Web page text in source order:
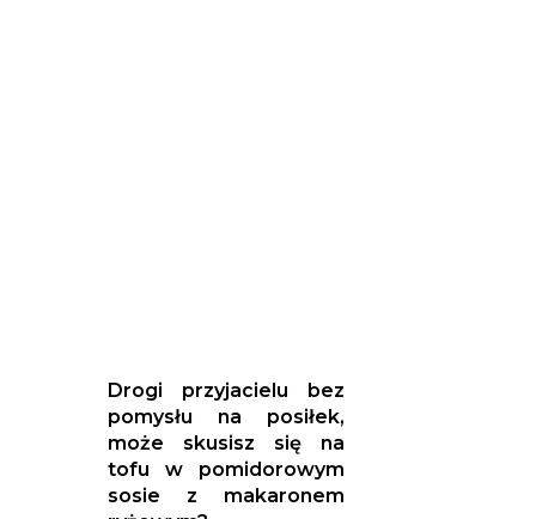
Drogi przyjacielu bez
pomysłu na posiłek,
może skusisz się na
tofu w pomidorowym
sosie z makaronem